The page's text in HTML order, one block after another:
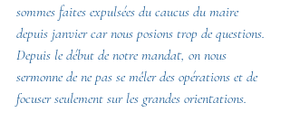
sommes faites expulsées du caucus du maire
depuis janvier car nous posions trop de questions.
Depuis le début de notre mandat, on nous
sermonne de ne pas se mêler des opérations et de
focuser seulement sur les grandes orientations.